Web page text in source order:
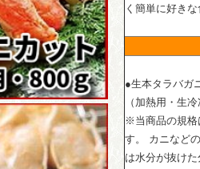
く簡単に好き
●生本タラバガ
（加熱用・生冷
※当商品の規格
す。 カニなど
は水分が抜けた